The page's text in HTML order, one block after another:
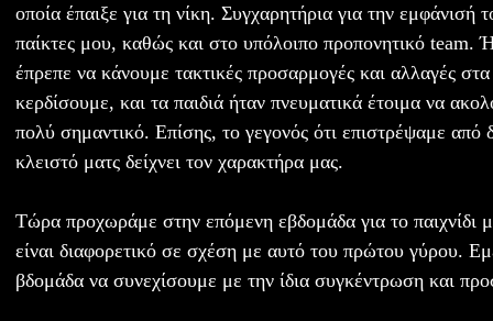
οποία έπαιξε για τη νίκη. Συγχαρητήρια για την εμφάνισή
παίκτες μου, καθώς και στο υπόλοιπο προπονητικό team.
έπρεπε να κάνουμε τακτικές προσαρμογές και αλλαγές
κερδίσουμε, και τα παιδιά ήταν πνευματικά έτοιμα να
πολύ σημαντικό. Επίσης, το γεγονός ότι επιστρέψαμε από
κλειστό ματς δείχνει τον χαρακτήρα μας.
Τώρα προχωράμε στην επόμενη εβδομάδα για το παιχνίδι
είναι διαφορετικό σε σχέση με αυτό του πρώτου γύρου.
βδομάδα να συνεχίσουμε με την ίδια συγκέντρωση και